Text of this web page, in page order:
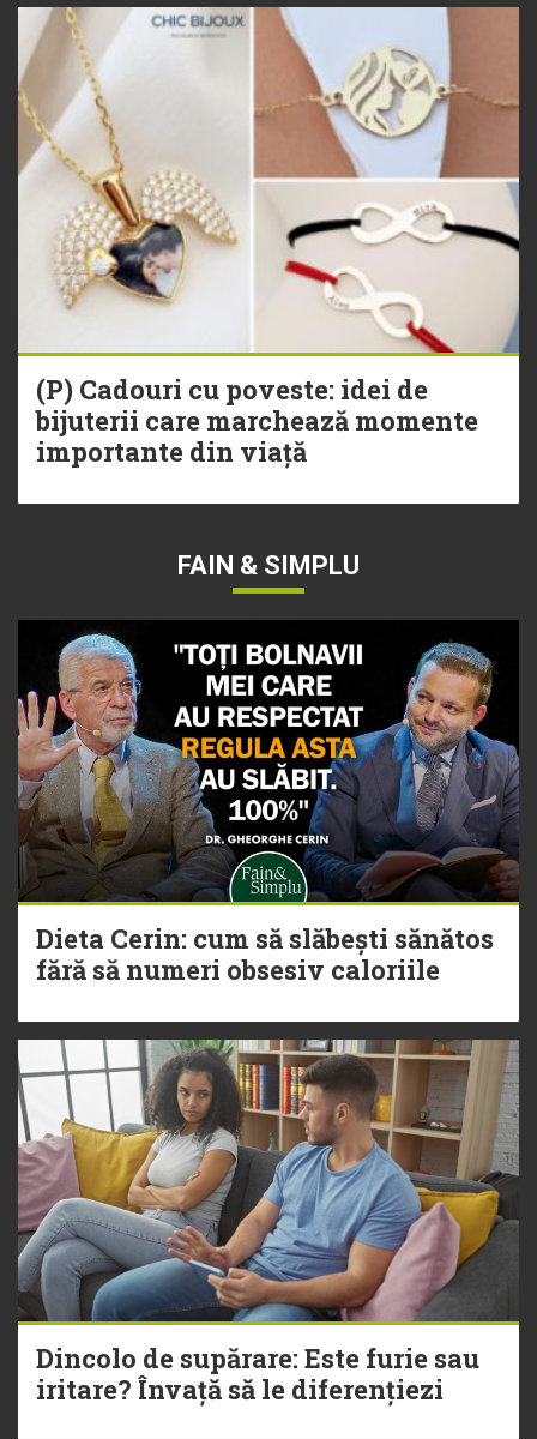
(P) Cadouri cu poveste: idei de
bijuterii care marchează momente
importante din viață
FAIN & SIMPLU
Dieta Cerin: cum să slăbești sănătos
fără să numeri obsesiv caloriile
Dincolo de supărare: Este furie sau
iritare? Învață să le diferențiezi